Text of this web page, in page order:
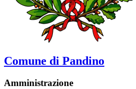
Comune di Pandino
Amministrazione